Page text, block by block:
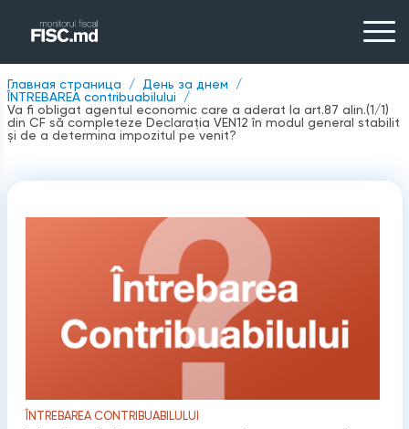
Главная страница
День за днем
ÎNTREBAREA contribuabilului
Va fi obligat agentul economic care a aderat la art.87 alin.(1/1)
din CF să completeze Declarația VEN12 în modul general stabilit
și de a determina impozitul pe venit?
ÎNTREBAREA CONTRIBUABILULUI